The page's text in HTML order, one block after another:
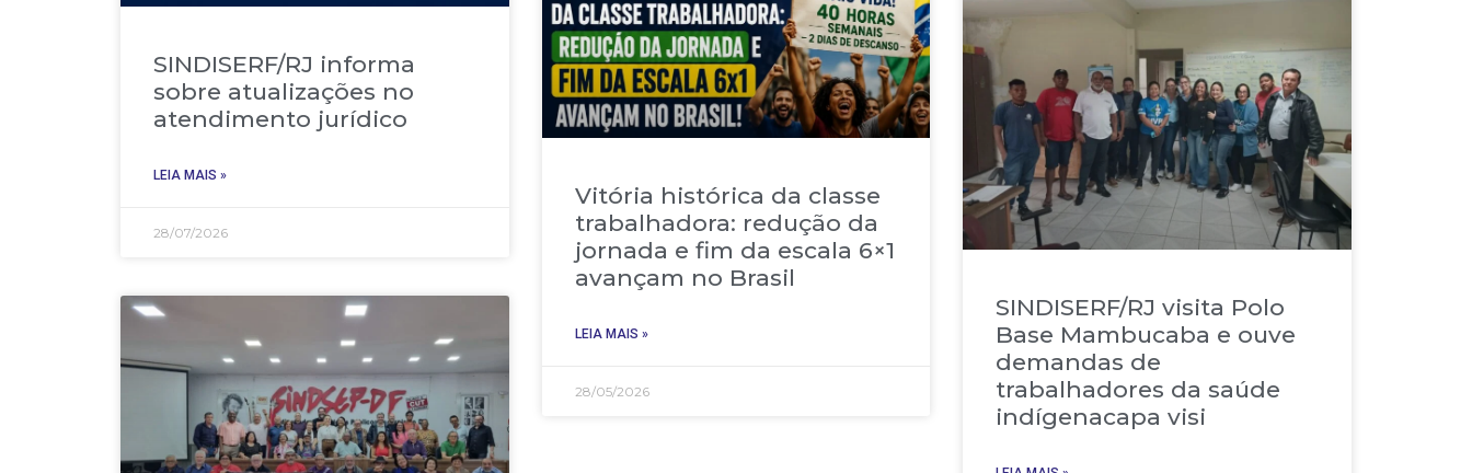
SINDISERF/RJ informa
sobre atualizações no
atendimento jurídico
LEIA MAIS »
28/07/2026
Vitória histórica da classe
trabalhadora: redução da
jornada e fim da escala 6×1
avançam no Brasil
LEIA MAIS »
28/05/2026
SINDISERF/RJ visita Polo
Base Mambucaba e ouve
demandas de
trabalhadores da saúde
indígenacapa visi